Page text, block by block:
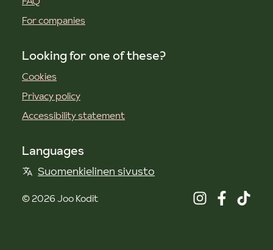
For companies
Looking for one of these?
Cookies
Privacy policy
Accessibility statement
Languages
Suomenkielinen sivusto
©2026Joo Kodit